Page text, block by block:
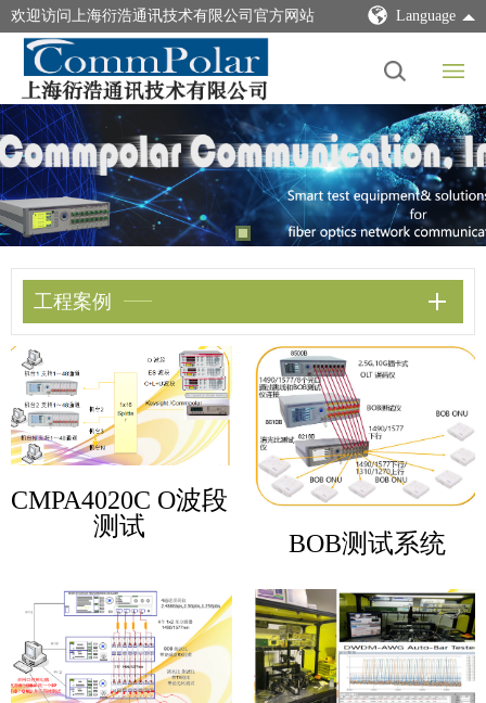
欢迎访问上海衍浩通讯技术有限公司官方网站 Language
工程案例
CMPA4020C O波段
测试
BOB测试系统